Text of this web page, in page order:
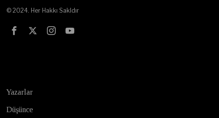
© 2024. Her Hakkı Sakldır
Yazarlar
Düşünce